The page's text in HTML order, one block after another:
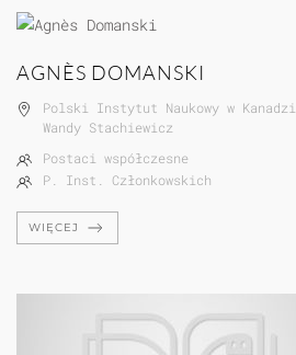
AGNÈS DOMANSKI
Polski Instytut Naukowy w
Wandy Stachiewicz
Postaci współczesne
P. Inst. Członkowskich
WIĘCEJ